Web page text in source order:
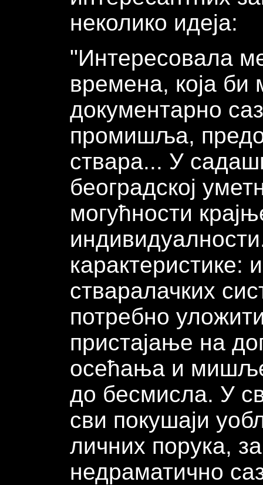
неколико идеја:
"Интересовала
времена, која би
документарно
промишља,
ствара... У
београдској
могућности
карактеристике:
стваралачких
потребно
пристајање на
осећања и
до бесмисла. У
сви покушаји
личних порука,
недраматично